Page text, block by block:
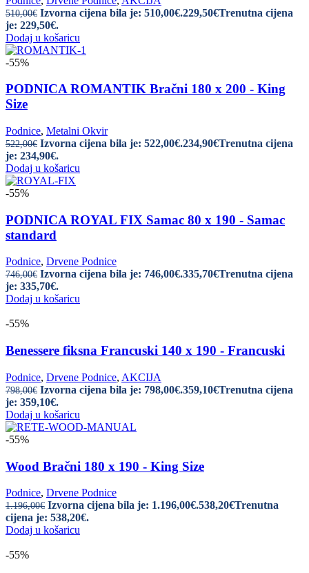
510,00€ Izvorna cijena bila je: 510,00€.229,50€Trenutna cijena
je: 229,50€.
Dodaj u košaricu
-55%
PODNICA ROMANTIK Bračni 180 x 200 - King
Size
Podnice, Metalni Okvir
522,00€ Izvorna cijena bila je: 522,00€.234,90€Trenutna cijena
je: 234,90€.
Dodaj u košaricu
-55%
PODNICA ROYAL FIX Samac 80 x 190 - Samac
standard
Podnice, Drvene Podnice
746,00€ Izvorna cijena bila je: 746,00€.335,70€Trenutna cijena
je: 335,70€.
Dodaj u košaricu
-55%
Benessere fiksna Francuski 140 x 190 - Francuski
Podnice, Drvene Podnice, AKCIJA
798,00€ Izvorna cijena bila je: 798,00€.359,10€Trenutna cijena
je: 359,10€.
Dodaj u košaricu
-55%
Wood Bračni 180 x 190 - King Size
Podnice, Drvene Podnice
1.196,00€ Izvorna cijena bila je: 1.196,00€.538,20€Trenutna
cijena je: 538,20€.
Dodaj u košaricu
-55%